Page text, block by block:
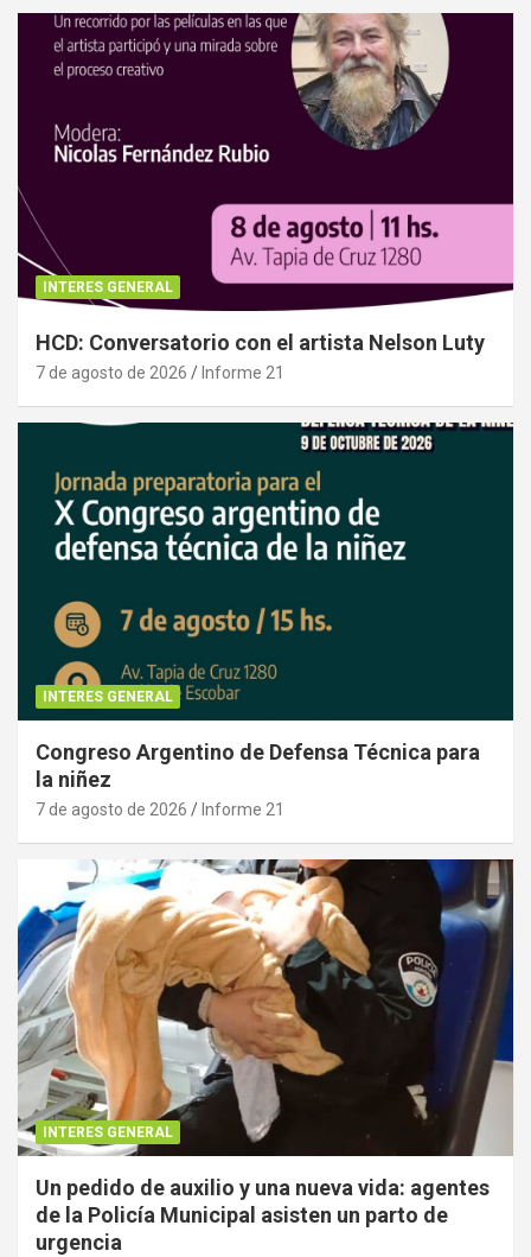
INTERES GENERAL
HCD: Conversatorio con el artista Nelson Luty
7 de agosto de 2026 Informe 21
INTERES GENERAL
Congreso Argentino de Defensa Técnica para
la niñez
7 de agosto de 2026 Informe 21
INTERES GENERAL
Un pedido de auxilio y una nueva vida: agentes
de la Policía Municipal asisten un parto de
urgencia